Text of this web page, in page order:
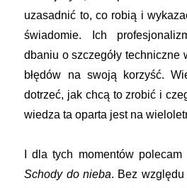
uzasadnić to, co robią i
świadomie. Ich
dbaniu o szczegóły techniczne
błędów na swoją korzyść.
dotrzeć, jak chcą to zrobić i
wiedza ta oparta jest na
I dla tych momentów polecam
Schody do nieba. Bez względu